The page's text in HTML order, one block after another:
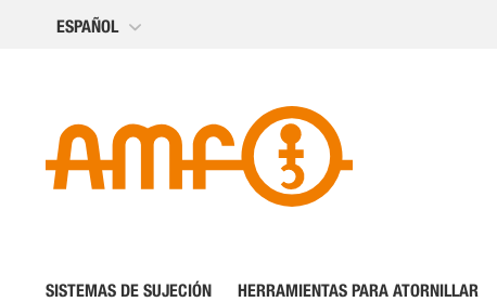
ESPAÑOL
SISTEMAS DE SUJECIÓN HERRAMIENTAS PARA ATORNILLAR